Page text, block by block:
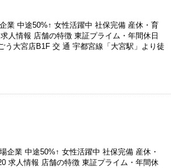
業 中途50%↑ 女性活躍中 社保完備 産休・育
人情報 店舗の特徴 東証プライム・年間休日
う大宮店B1F 交 通 宇都宮線「大宮駅」より徒
企業 中途50%↑ 女性活躍中 社保完備 産休・
求人情報 店舗の特徴 東証プライム・年間休